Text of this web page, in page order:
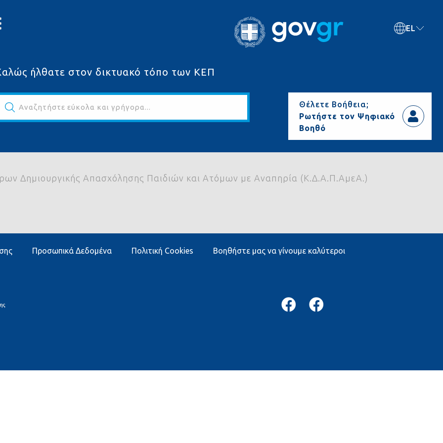
ήλθατε στον δικτυακό τόπο των ΚΕΠ
Αναζητήστε εύκολα και γρήγορα...
EL
Θέλετε Βοήθεια;
Ρωτήστε τον Ψηφιακό
Βοηθό
Δημιουργικής Απασχόλησης Παιδιών και Ατόμων με Αναπηρία (Κ.Δ.Α.Π.ΑμεΑ.)
Προσωπικά Δεδομένα Πολιτική Cookies Βοηθήστε μας να γίνουμε καλύτεροι